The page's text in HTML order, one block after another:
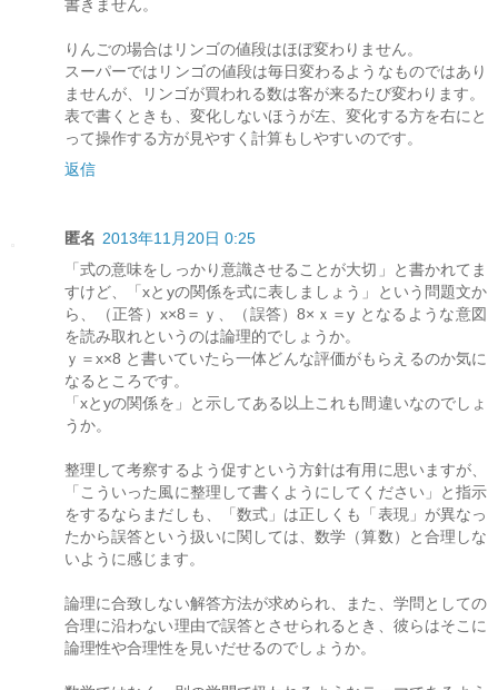
書きません。
りんごの場合はリンゴの値段はほぼ変わりません。
スーパーではリンゴの値段は毎日変わるようなものではあり
ませんが、リンゴが買われる数は客が来るたび変わります。
表で書くときも、変化しないほうが左、変化する方を右にと
って操作する方が見やすく計算もしやすいのです。
返信
匿名 2013年11月20日 0:25
「式の意味をしっかり意識させることが大切」と書かれてま
すけど、「xとyの関係を式に表しましょう」という問題文か
ら、（正答）x×8＝ｙ、（誤答）8×ｘ＝y となるような意図
を読み取れというのは論理的でしょうか。
ｙ＝x×8 と書いていたら一体どんな評価がもらえるのか気に
なるところです。
「xとyの関係を」と示してある以上これも間違いなのでしょ
うか。
整理して考察するよう促すという方針は有用に思いますが、
「こういった風に整理して書くようにしてください」と指示
をするならまだしも、「数式」は正しくも「表現」が異なっ
たから誤答という扱いに関しては、数学（算数）と合理しな
いように感じます。
論理に合致しない解答方法が求められ、また、学問としての
合理に沿わない理由で誤答とさせられるとき、彼らはそこに
論理性や合理性を見いだせるのでしょうか。